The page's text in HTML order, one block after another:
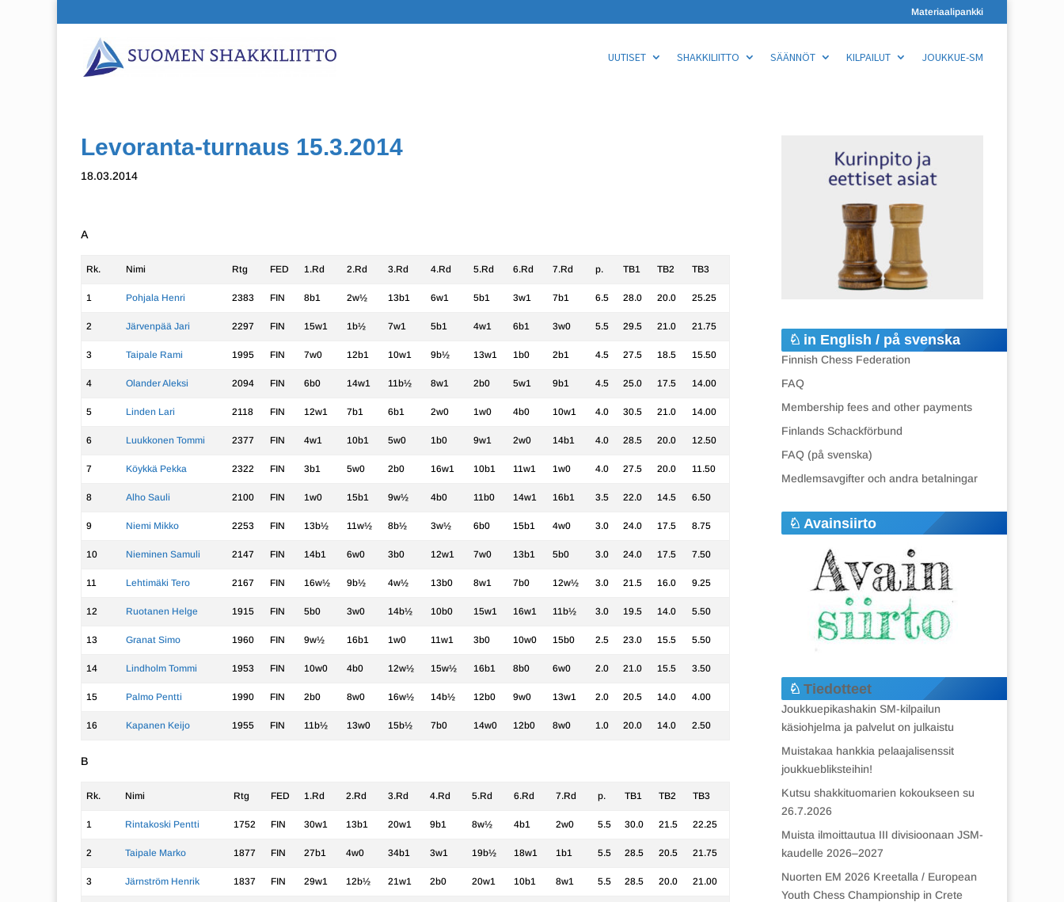
Materiaalipankki
UUTISET SHAKKILIITTO SÄÄNNÖT KILPAILUT JOUKKUE-SM
Levoranta-turnaus 15.3.2014
18.03.2014
A
Rk. Nimi Rtg FED 1.Rd 2.Rd 3.Rd 4.Rd 5.Rd 6.Rd 7.Rd p. TB1 TB2 TB3
1 Pohjala Henri 2383 FIN 8b1 2w½ 13b1 6w1 5b1 3w1 7b1 6.5 28.0 20.0 25.25
2 Järvenpää Jari 2297 FIN 15w1 1b½ 7w1 5b1 4w1 6b1 3w0 5.5 29.5 21.0 21.75
3 Taipale Rami 1995 FIN 7w0 12b1 10w1 9b½ 13w1 1b0 2b1 4.5 27.5 18.5 15.50
4 Olander Aleksi 2094 FIN 6b0 14w1 11b½ 8w1 2b0 5w1 9b1 4.5 25.0 17.5 14.00
5 Linden Lari 2118 FIN 12w1 7b1 6b1 2w0 1w0 4b0 10w1 4.0 30.5 21.0 14.00
6 Luukkonen Tommi 2377 FIN 4w1 10b1 5w0 1b0 9w1 2w0 14b1 4.0 28.5 20.0 12.50
7 Köykkä Pekka 2322 FIN 3b1 5w0 2b0 16w1 10b1 11w1 1w0 4.0 27.5 20.0 11.50
8 Alho Sauli 2100 FIN 1w0 15b1 9w½ 4b0 11b0 14w1 16b1 3.5 22.0 14.5 6.50
9 Niemi Mikko 2253 FIN 13b½ 11w½ 8b½ 3w½ 6b0 15b1 4w0 3.0 24.0 17.5 8.75
10 Nieminen Samuli 2147 FIN 14b1 6w0 3b0 12w1 7w0 13b1 5b0 3.0 24.0 17.5 7.50
11 Lehtimäki Tero 2167 FIN 16w½ 9b½ 4w½ 13b0 8w1 7b0 12w½ 3.0 21.5 16.0 9.25
12 Ruotanen Helge 1915 FIN 5b0 3w0 14b½ 10b0 15w1 16w1 11b½ 3.0 19.5 14.0 5.50
13 Granat Simo 1960 FIN 9w½ 16b1 1w0 11w1 3b0 10w0 15b0 2.5 23.0 15.5 5.50
14 Lindholm Tommi 1953 FIN 10w0 4b0 12w½ 15w½ 16b1 8b0 6w0 2.0 21.0 15.5 3.50
15 Palmo Pentti 1990 FIN 2b0 8w0 16w½ 14b½ 12b0 9w0 13w1 2.0 20.5 14.0 4.00
16 Kapanen Keijo 1955 FIN 11b½ 13w0 15b½ 7b0 14w0 12b0 8w0 1.0 20.0 14.0 2.50
B
Rk. Nimi Rtg FED 1.Rd 2.Rd 3.Rd 4.Rd 5.Rd 6.Rd 7.Rd p. TB1 TB2 TB3
1 Rintakoski Pentti 1752 FIN 30w1 13b1 20w1 9b1 8w½ 4b1 2w0 5.5 30.0 21.5 22.25
2 Taipale Marko 1877 FIN 27b1 4w0 34b1 3w1 19b½ 18w1 1b1 5.5 28.5 20.5 21.75
3 Järnström Henrik 1837 FIN 29w1 12b½ 21w1 2b0 20w1 10b1 8w1 5.5 28.5 20.0 21.00
in English / på svenska
Finnish Chess Federation
FAQ
Membership fees and other payments
Finlands Schackförbund
FAQ (på svenska)
Medlemsavgifter och andra betalningar
Avainsiirto
Tiedotteet
Joukkuepikashakin SM-kilpailun
käsiohjelma ja palvelut on julkaistu
Muistakaa hankkia pelaajalisenssit
joukkuebliksteihin!
Kutsu shakkituomarien kokoukseen su
26.7.2026
Muista ilmoittautua III divisioonaan JSM-
kaudelle 2026–2027
Nuorten EM 2026 Kreetalla / European
Youth Chess Championship in Crete